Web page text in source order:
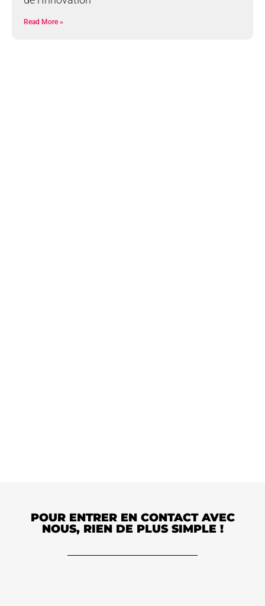
Read More »
POUR ENTRER EN CONTACT AVEC
NOUS, RIEN DE PLUS SIMPLE !